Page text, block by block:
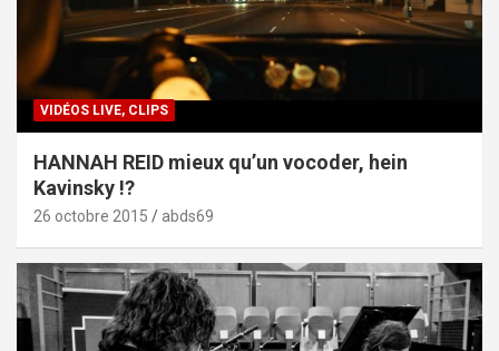
VIDÉOS LIVE, CLIPS
HANNAH REID mieux qu’un vocoder, hein
Kavinsky !?
26 octobre 2015 abds69